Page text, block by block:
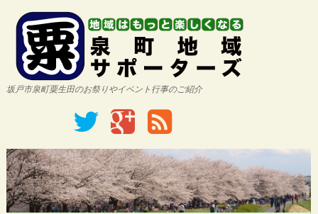
坂戸市泉町粟生田のお祭りやイベント行事のご紹介